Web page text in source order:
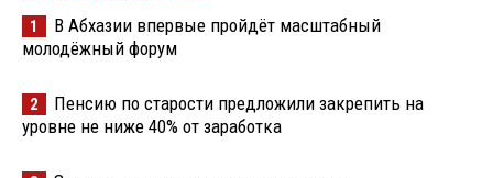
1
В Абхазии впервые пройдёт масштабный
молодёжный форум
2
Пенсию по старости предложили закрепить на
уровне не ниже 40% от заработка